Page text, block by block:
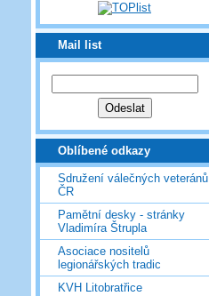
Mail list
Oblíbené odkazy
Sdružení válečných veteránů
ČR
Pamětní desky - stránky
Vladimíra Štrupla
Asociace nositelů
legionářských tradic
KVH Litobratřice